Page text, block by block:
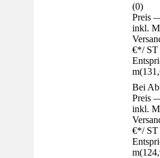
(0)
Preis
inkl.
€*/ ST
m(
Bei
Preis
inkl.
€*/ ST
m(